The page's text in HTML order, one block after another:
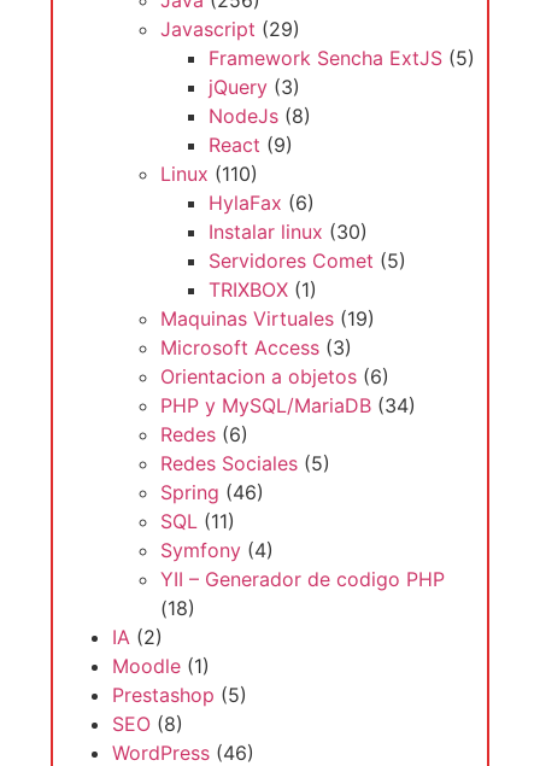
Javascript (29)
Framework Sencha ExtJS (5)
jQuery (3)
NodeJs (8)
React (9)
Linux (110)
HylaFax (6)
Instalar linux (30)
Servidores Comet (5)
TRIXBOX (1)
Maquinas Virtuales (19)
Microsoft Access (3)
Orientacion a objetos (6)
PHP y MySQL/MariaDB (34)
Redes (6)
Redes Sociales (5)
Spring (46)
SQL (11)
Symfony (4)
YII – Generador de codigo PHP
(18)
IA (2)
Moodle (1)
Prestashop (5)
SEO (8)
WordPress (46)